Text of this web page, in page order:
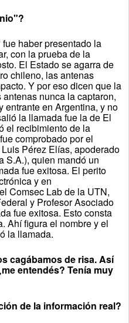
haber presentado la
con la prueba de la
El Estado se agarra de
chileno, las antenas
Y por eso dicen que la
nunca la captaron,
entrante en Argentina, y no
la llamada fue la de El
el recibimiento de la
comprobado por el
Pérez Elías, apoderado
S.A.), quien mandó un
fue exitosa. El perito
y en
Comsec Lab de la UTN,
y Profesor Asociado
fue exitosa. Esto consta
Ahí figura el nombre y el
la llamada.
cagábamos de risa. Así
entendés? Tenía muy
de la información real?